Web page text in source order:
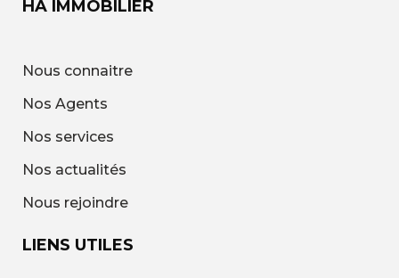
HA IMMOBILIER
Nous connaitre
Nos Agents
Nos services
Nos actualités
Nous rejoindre
LIENS UTILES